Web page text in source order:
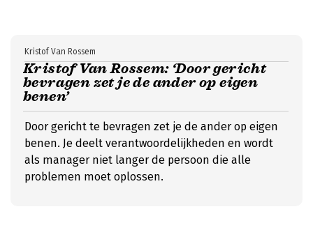
Kristof Van Rossem: ‘Door gericht
bevragen zet je de ander op eigen
benen’
Kristof Van Rossem
Door gericht te bevragen zet je de ander op eigen
benen. Je deelt verantwoordelijkheden en wordt
als manager niet langer de persoon die alle
problemen moet oplossen.